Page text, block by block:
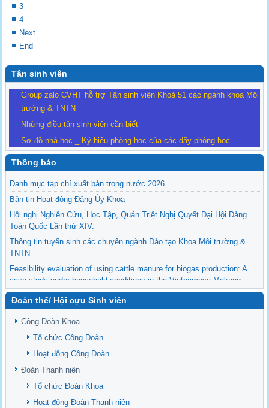
3
4
Next
End
Tân sinh viên
Group zalo CVHT hỗ trợ Tân sinh viên Khoá 51 các ngành khoa Môi
trường & TNTN
Những điều tân sinh viên cần biết
Sơ đồ nhà học _ Ký hiệu phòng học của các dãy phòng học
Thông báo
Danh mục tạp chí xuất bản trong nước 2026
Bản tin Hoạt động Đảng Ủy Khoa
Hội nghị Nghiên Cứu, Học Tập, Quán Triệt Nghị Quyết Đại Hội Đảng
Toàn Quốc Lần thứ XIV.
Thông tin tuyển sinh các chuyên ngành Đào tạo Khoa Môi trường &
TNTN
Feasibility evaluation of using cattle manure for biogas production: A
case study under household conditions in the Vietnamese Mekong
Delta
Sediment properties in flood-based farming systems in the Vietnamese
upstream Mekong Delta
Danh mục tạp chí xuất bản Quốc Tế 2026
Danh Mục các Đề Tài NCKH cấp Tỉnh năm 2024
Văn bản - Quy định
Ban chấp hành Đảng bộ khoa
Đoàn thể/ Hội cựu Sinh viên
Công Đoàn Khoa
Tổ chức Công Đoàn
Hoạt động Công Đoàn
Đoàn Thanh niên
Tổ chức Đoàn Khoa
Hoạt động Đoàn Thanh niên